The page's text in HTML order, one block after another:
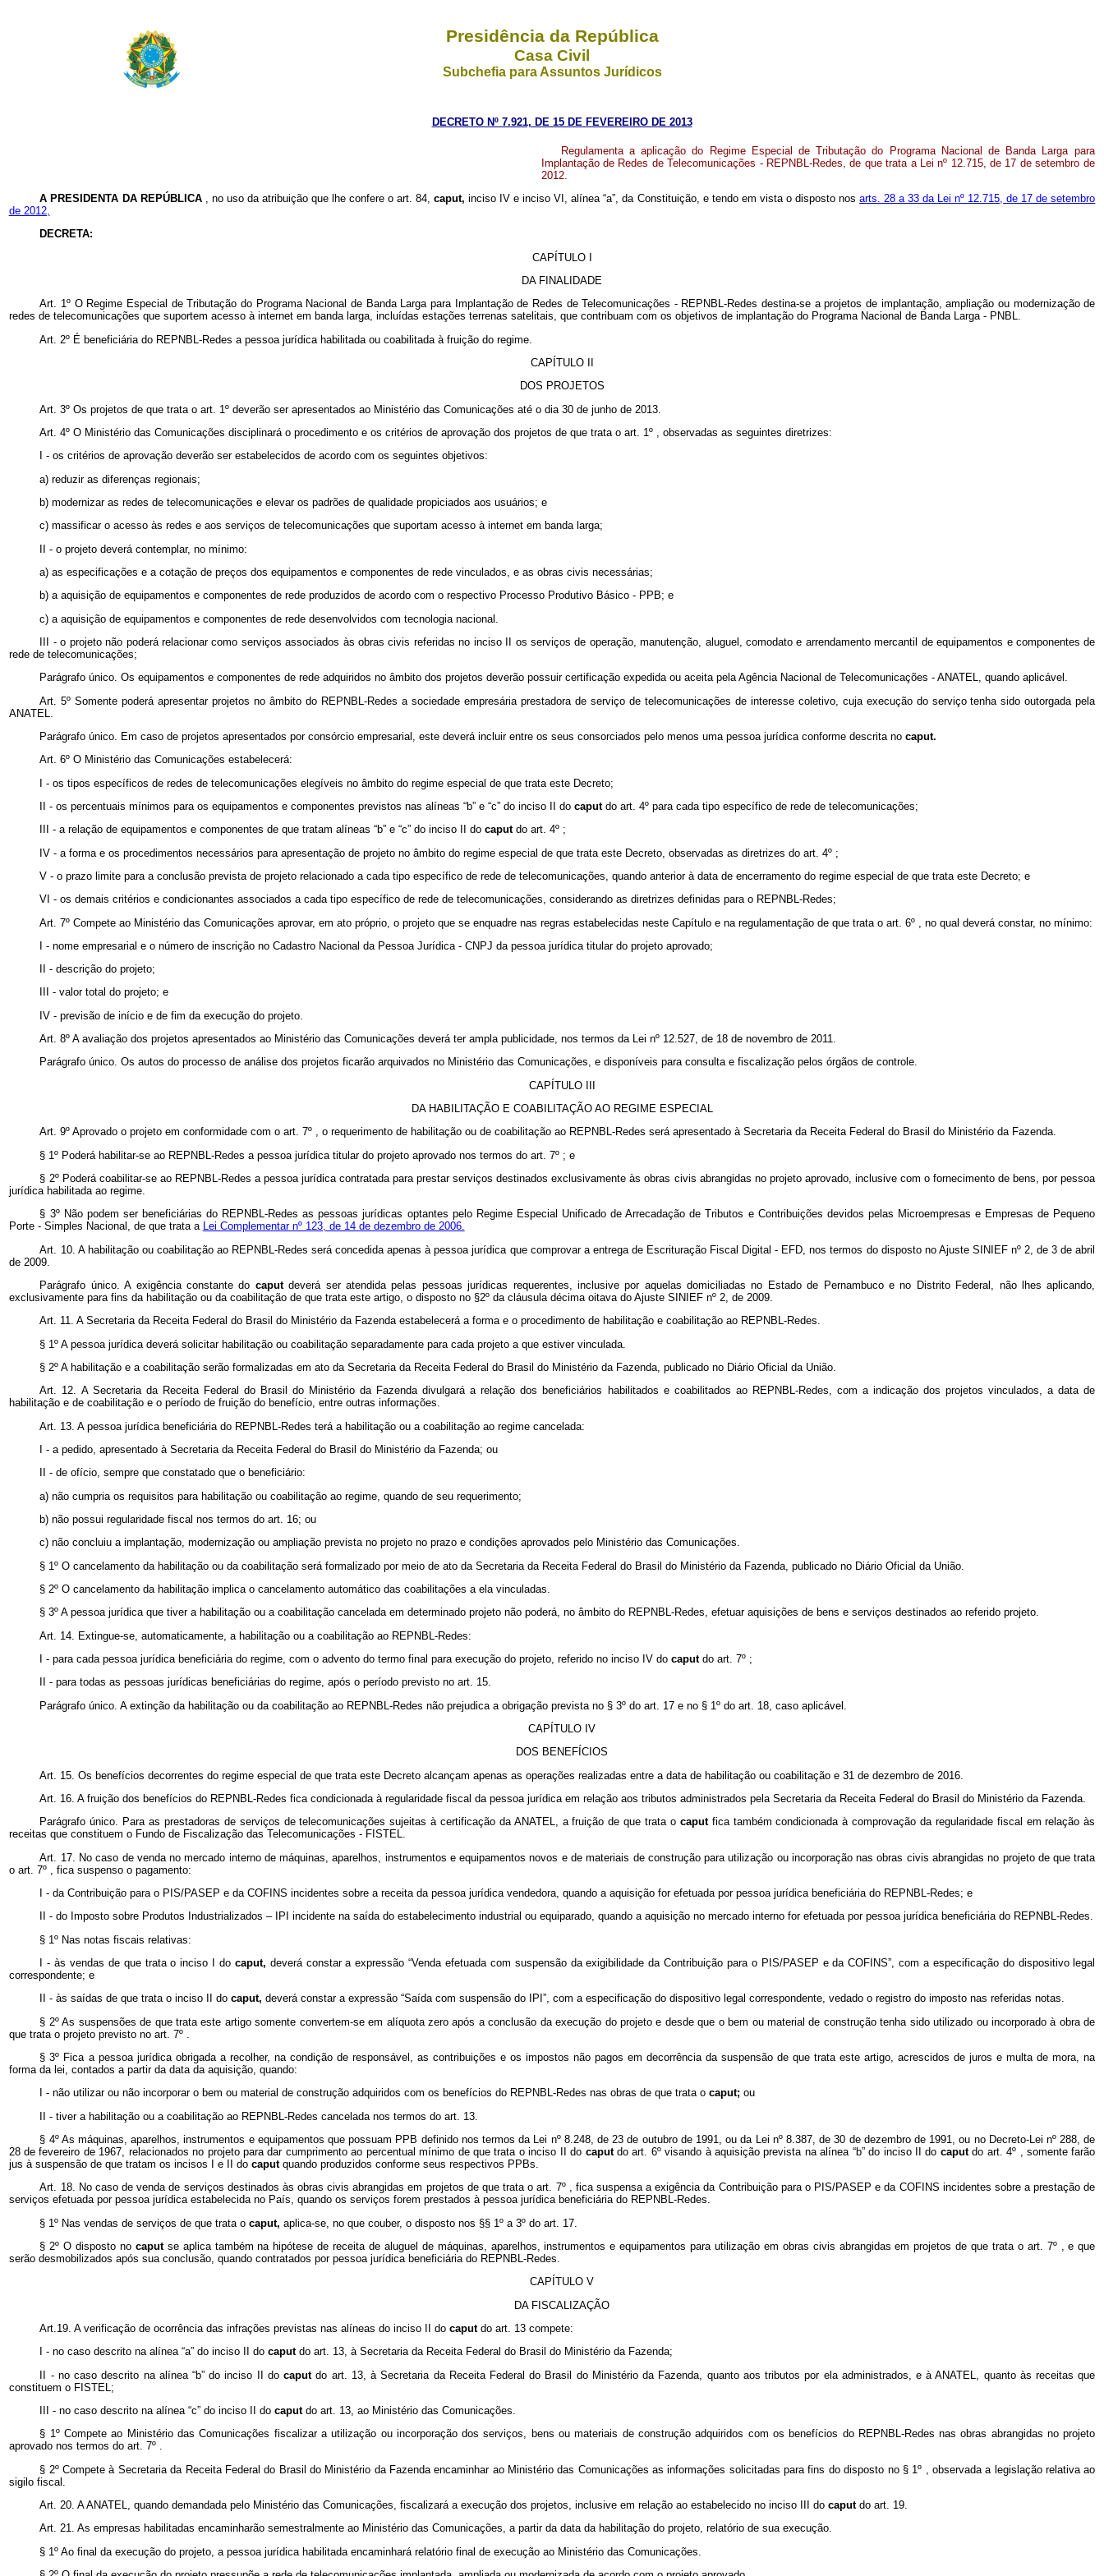
Presidência da República
Casa Civil
Subchefia para Assuntos Jurídicos
DECRETO Nº 7.921, DE 15 DE FEVEREIRO DE 2013
Regulamenta a aplicação do Regime Especial de Tributação do Programa Nacional de Banda Larga para
Implantação de Redes de Telecomunicações - REPNBL-Redes, de que trata a Lei nº 12.715, de 17 de setembro de
2012.
A PRESIDENTA DA REPÚBLICA
, no uso da atribuição que lhe confere o art. 84,caput,inciso IV e inciso VI, alínea “a”, da Constituição, e tendo em vista o disposto nos arts. 28 a 33 da Lei nº 12.715, de 17 de setembro
de 2012,
DECRETA:
CAPÍTULO I
DA FINALIDADE
Art. 1º O Regime Especial de Tributação do Programa Nacional de Banda Larga para Implantação de Redes de Telecomunicações - REPNBL-Redes destina-se a projetos de implantação, ampliação ou modernização de
redes de telecomunicações que suportem acesso à internet em banda larga, incluídas estações terrenas satelitais, que contribuam com os objetivos de implantação do Programa Nacional de Banda Larga - PNBL.
Art. 2º É beneficiária do REPNBL-Redes a pessoa jurídica habilitada ou coabilitada à fruição do regime.
CAPÍTULO II
DOS PROJETOS
Art. 3º Os projetos de que trata o art. 1º deverão ser apresentados ao Ministério das Comunicações até o dia 30 de junho de 2013.
Art. 4º O Ministério das Comunicações disciplinará o procedimento e os critérios de aprovação dos projetos de que trata o art. 1º , observadas as seguintes diretrizes:
I - os critérios de aprovação deverão ser estabelecidos de acordo com os seguintes objetivos:
a) reduzir as diferenças regionais;
b) modernizar as redes de telecomunicações e elevar os padrões de qualidade propiciados aos usuários; e
c) massificar o acesso às redes e aos serviços de telecomunicações que suportam acesso à internet em banda larga;
II - o projeto deverá contemplar, no mínimo:
a) as especificações e a cotação de preços dos equipamentos e componentes de rede vinculados, e as obras civis necessárias;
b) a aquisição de equipamentos e componentes de rede produzidos de acordo com o respectivo Processo Produtivo Básico - PPB; e
c) a aquisição de equipamentos e componentes de rede desenvolvidos com tecnologia nacional.
III - o projeto não poderá relacionar como serviços associados às obras civis referidas no inciso II os serviços de operação, manutenção, aluguel, comodato e arrendamento mercantil de equipamentos e componentes de
rede de telecomunicações;
Parágrafo único. Os equipamentos e componentes de rede adquiridos no âmbito dos projetos deverão possuir certificação expedida ou aceita pela Agência Nacional de Telecomunicações - ANATEL, quando aplicável.
Art. 5º Somente poderá apresentar projetos no âmbito do REPNBL-Redes a sociedade empresária prestadora de serviço de telecomunicações de interesse coletivo, cuja execução do serviço tenha sido outorgada pela
ANATEL.
Parágrafo único. Em caso de projetos apresentados por consórcio empresarial, este deverá incluir entre os seus consorciados pelo menos uma pessoa jurídica conforme descrita nocaput.
Art. 6º O Ministério das Comunicações estabelecerá:
I - os tipos específicos de redes de telecomunicações elegíveis no âmbito do regime especial de que trata este Decreto;
II - os percentuais mínimos para os equipamentos e componentes previstos nas alíneas “b” e “c” do inciso II docaputdo art. 4º para cada tipo específico de rede de telecomunicações;
III - a relação de equipamentos e componentes de que tratam alíneas “b” e “c” do inciso II docaputdo art. 4º ;
IV - a forma e os procedimentos necessários para apresentação de projeto no âmbito do regime especial de que trata este Decreto, observadas as diretrizes do art. 4º ;
V - o prazo limite para a conclusão prevista de projeto relacionado a cada tipo específico de rede de telecomunicações, quando anterior à data de encerramento do regime especial de que trata este Decreto; e
VI - os demais critérios e condicionantes associados a cada tipo específico de rede de telecomunicações, considerando as diretrizes definidas para o REPNBL-Redes;
Art. 7º Compete ao Ministério das Comunicações aprovar, em ato próprio, o projeto que se enquadre nas regras estabelecidas neste Capítulo e na regulamentação de que trata o art. 6º , no qual deverá constar, no mínimo:
I - nome empresarial e o número de inscrição no Cadastro Nacional da Pessoa Jurídica - CNPJ da pessoa jurídica titular do projeto aprovado;
II - descrição do projeto;
III - valor total do projeto; e
IV - previsão de início e de fim da execução do projeto.
Art. 8º A avaliação dos projetos apresentados ao Ministério das Comunicações deverá ter ampla publicidade, nos termos da Lei nº 12.527, de 18 de novembro de 2011.
Parágrafo único. Os autos do processo de análise dos projetos ficarão arquivados no Ministério das Comunicações, e disponíveis para consulta e fiscalização pelos órgãos de controle.
CAPÍTULO III
DA HABILITAÇÃO E COABILITAÇÃO AO REGIME ESPECIAL
Art. 9º Aprovado o projeto em conformidade com o art. 7º , o requerimento de habilitação ou de coabilitação ao REPNBL-Redes será apresentado à Secretaria da Receita Federal do Brasil do Ministério da Fazenda.
§ 1º Poderá habilitar-se ao REPNBL-Redes a pessoa jurídica titular do projeto aprovado nos termos do art. 7º ; e
§ 2º Poderá coabilitar-se ao REPNBL-Redes a pessoa jurídica contratada para prestar serviços destinados exclusivamente às obras civis abrangidas no projeto aprovado, inclusive com o fornecimento de bens, por pessoa
jurídica habilitada ao regime.
§ 3º Não podem ser beneficiárias do REPNBL-Redes as pessoas jurídicas optantes pelo Regime Especial Unificado de Arrecadação de Tributos e Contribuições devidos pelas Microempresas e Empresas de Pequeno
Porte - Simples Nacional, de que trata a Lei Complementar nº 123, de 14 de dezembro de 2006.
Art. 10. A habilitação ou coabilitação ao REPNBL-Redes será concedida apenas à pessoa jurídica que comprovar a entrega de Escrituração Fiscal Digital - EFD, nos termos do disposto no Ajuste SINIEF nº 2, de 3 de abril
de 2009.
Parágrafo único. A exigência constante do caputdeverá ser atendida pelas pessoas jurídicas requerentes, inclusive por aquelas domiciliadas no Estado de Pernambuco e no Distrito Federal, não lhes aplicando,
exclusivamente para fins da habilitação ou da coabilitação de que trata este artigo, o disposto no §2º da cláusula décima oitava do Ajuste SINIEF nº 2, de 2009.
Art. 11. A Secretaria da Receita Federal do Brasil do Ministério da Fazenda estabelecerá a forma e o procedimento de habilitação e coabilitação ao REPNBL-Redes.
§ 1º A pessoa jurídica deverá solicitar habilitação ou coabilitação separadamente para cada projeto a que estiver vinculada.
§ 2º A habilitação e a coabilitação serão formalizadas em ato da Secretaria da Receita Federal do Brasil do Ministério da Fazenda, publicado no Diário Oficial da União.
Art. 12. A Secretaria da Receita Federal do Brasil do Ministério da Fazenda divulgará a relação dos beneficiários habilitados e coabilitados ao REPNBL-Redes, com a indicação dos projetos vinculados, a data de
habilitação e de coabilitação e o período de fruição do benefício, entre outras informações.
Art. 13. A pessoa jurídica beneficiária do REPNBL-Redes terá a habilitação ou a coabilitação ao regime cancelada:
I - a pedido, apresentado à Secretaria da Receita Federal do Brasil do Ministério da Fazenda; ou
II - de ofício, sempre que constatado que o beneficiário:
a) não cumpria os requisitos para habilitação ou coabilitação ao regime, quando de seu requerimento;
b) não possui regularidade fiscal nos termos do art. 16; ou
c) não concluiu a implantação, modernização ou ampliação prevista no projeto no prazo e condições aprovados pelo Ministério das Comunicações.
§ 1º O cancelamento da habilitação ou da coabilitação será formalizado por meio de ato da Secretaria da Receita Federal do Brasil do Ministério da Fazenda, publicado no Diário Oficial da União.
§ 2º O cancelamento da habilitação implica o cancelamento automático das coabilitações a ela vinculadas.
§ 3º A pessoa jurídica que tiver a habilitação ou a coabilitação cancelada em determinado projeto não poderá, no âmbito do REPNBL-Redes, efetuar aquisições de bens e serviços destinados ao referido projeto.
Art. 14. Extingue-se, automaticamente, a habilitação ou a coabilitação ao REPNBL-Redes:
I - para cada pessoa jurídica beneficiária do regime, com o advento do termo final para execução do projeto, referido no inciso IV docaputdo art. 7º ;
II - para todas as pessoas jurídicas beneficiárias do regime, após o período previsto no art. 15.
Parágrafo único. A extinção da habilitação ou da coabilitação ao REPNBL-Redes não prejudica a obrigação prevista no § 3º do art. 17 e no § 1º do art. 18, caso aplicável.
CAPÍTULO IV
DOS BENEFÍCIOS
Art. 15. Os benefícios decorrentes do regime especial de que trata este Decreto alcançam apenas as operações realizadas entre a data de habilitação ou coabilitação e 31 de dezembro de 2016.
Art. 16. A fruição dos benefícios do REPNBL-Redes fica condicionada à regularidade fiscal da pessoa jurídica em relação aos tributos administrados pela Secretaria da Receita Federal do Brasil do Ministério da Fazenda.
Parágrafo único. Para as prestadoras de serviços de telecomunicações sujeitas à certificação da ANATEL, a fruição de que trata o caput fica também condicionada à comprovação da regularidade fiscal em relação às
receitas que constituem o Fundo de Fiscalização das Telecomunicações - FISTEL.
Art. 17. No caso de venda no mercado interno de máquinas, aparelhos, instrumentos e equipamentos novos e de materiais de construção para utilização ou incorporação nas obras civis abrangidas no projeto de que trata
o art. 7º , fica suspenso o pagamento:
I - da Contribuição para o PIS/PASEP e da COFINS incidentes sobre a receita da pessoa jurídica vendedora, quando a aquisição for efetuada por pessoa jurídica beneficiária do REPNBL-Redes; e
II - do Imposto sobre Produtos Industrializados – IPI incidente na saída do estabelecimento industrial ou equiparado, quando a aquisição no mercado interno for efetuada por pessoa jurídica beneficiária do REPNBL-Redes.
§ 1º Nas notas fiscais relativas:
I - às vendas de que trata o inciso I do caput, deverá constar a expressão “Venda efetuada com suspensão da exigibilidade da Contribuição para o PIS/PASEP e da COFINS”, com a especificação do dispositivo legal
correspondente; e
II - às saídas de que trata o inciso II docaput,deverá constar a expressão “Saída com suspensão do IPI”, com a especificação do dispositivo legal correspondente, vedado o registro do imposto nas referidas notas.
§ 2º As suspensões de que trata este artigo somente convertem-se em alíquota zero após a conclusão da execução do projeto e desde que o bem ou material de construção tenha sido utilizado ou incorporado à obra de
que trata o projeto previsto no art. 7º .
§ 3º Fica a pessoa jurídica obrigada a recolher, na condição de responsável, as contribuições e os impostos não pagos em decorrência da suspensão de que trata este artigo, acrescidos de juros e multa de mora, na
forma da lei, contados a partir da data da aquisição, quando:
I - não utilizar ou não incorporar o bem ou material de construção adquiridos com os benefícios do REPNBL-Redes nas obras de que trata ocaput;ou
II - tiver a habilitação ou a coabilitação ao REPNBL-Redes cancelada nos termos do art. 13.
§ 4º As máquinas, aparelhos, instrumentos e equipamentos que possuam PPB definido nos termos da Lei nº 8.248, de 23 de outubro de 1991, ou da Lei nº 8.387, de 30 de dezembro de 1991, ou no Decreto-Lei nº 288, de
28 de fevereiro de 1967, relacionados no projeto para dar cumprimento ao percentual mínimo de que trata o inciso II do caput do art. 6º visando à aquisição prevista na alínea “b” do inciso II do caputdo art. 4º , somente farão
jus à suspensão de que tratam os incisos I e II do caput quando produzidos conforme seus respectivos PPBs.
Art. 18. No caso de venda de serviços destinados às obras civis abrangidas em projetos de que trata o art. 7º , fica suspensa a exigência da Contribuição para o PIS/PASEP e da COFINS incidentes sobre a prestação de
serviços efetuada por pessoa jurídica estabelecida no País, quando os serviços forem prestados à pessoa jurídica beneficiária do REPNBL-Redes.
§ 1º Nas vendas de serviços de que trata ocaput,aplica-se, no que couber, o disposto nos §§ 1º a 3º do art. 17.
§ 2º O disposto no caput se aplica também na hipótese de receita de aluguel de máquinas, aparelhos, instrumentos e equipamentos para utilização em obras civis abrangidas em projetos de que trata o art. 7º , e que
serão desmobilizados após sua conclusão, quando contratados por pessoa jurídica beneficiária do REPNBL-Redes.
CAPÍTULO V
DA FISCALIZAÇÃO
Art.19. A verificação de ocorrência das infrações previstas nas alíneas do inciso II docaputdo art. 13 compete:
I - no caso descrito na alínea “a” do inciso II docaputdo art. 13, à Secretaria da Receita Federal do Brasil do Ministério da Fazenda;
II - no caso descrito na alínea “b” do inciso II docaputdo art. 13, à Secretaria da Receita Federal do Brasil do Ministério da Fazenda, quanto aos tributos por ela administrados, e à ANATEL, quanto às receitas que
constituem o FISTEL;
III - no caso descrito na alínea “c” do inciso II docaputdo art. 13, ao Ministério das Comunicações.
§ 1º Compete ao Ministério das Comunicações fiscalizar a utilização ou incorporação dos serviços, bens ou materiais de construção adquiridos com os benefícios do REPNBL-Redes nas obras abrangidas no projeto
aprovado nos termos do art. 7º .
§ 2º Compete à Secretaria da Receita Federal do Brasil do Ministério da Fazenda encaminhar ao Ministério das Comunicações as informações solicitadas para fins do disposto no § 1º , observada a legislação relativa ao
sigilo fiscal.
Art. 20. A ANATEL, quando demandada pelo Ministério das Comunicações, fiscalizará a execução dos projetos, inclusive em relação ao estabelecido no inciso III docaputdo art. 19.
Art. 21. As empresas habilitadas encaminharão semestralmente ao Ministério das Comunicações, a partir da data da habilitação do projeto, relatório de sua execução.
§ 1º Ao final da execução do projeto, a pessoa jurídica habilitada encaminhará relatório final de execução ao Ministério das Comunicações.